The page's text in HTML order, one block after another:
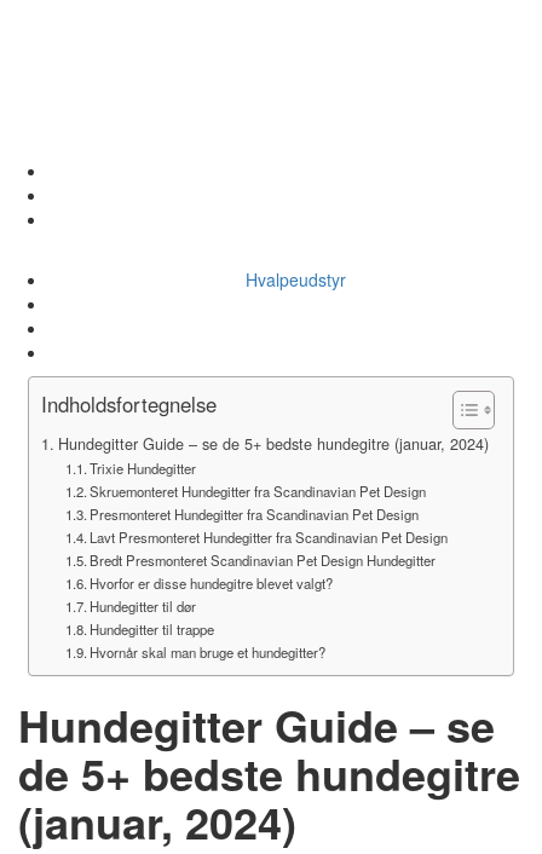
Hvalpeudstyr
Indholdsfortegnelse
Hundegitter Guide – se de 5+ bedste hundegitre (januar, 2024)
Trixie Hundegitter
Skruemonteret Hundegitter fra Scandinavian Pet Design
Presmonteret Hundegitter fra Scandinavian Pet Design
Lavt Presmonteret Hundegitter fra Scandinavian Pet Design
Bredt Presmonteret Scandinavian Pet Design Hundegitter
Hvorfor er disse hundegitre blevet valgt?
Hundegitter til dør
Hundegitter til trappe
Hvornår skal man bruge et hundegitter?
Hundegitter Guide – se
de 5+ bedste hundegitre
(januar, 2024)